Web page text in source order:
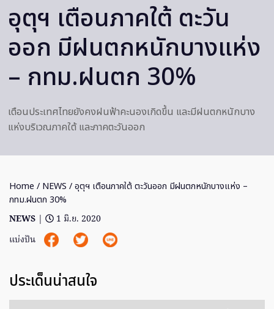
อุตุฯ เตือนภาคใต้ ตะวัน
ออก มีฝนตกหนักบางแห่ง
– กทม.ฝนตก 30%
เตือนประเทศไทยยังคงฝนฟ้าคะนองเกิดขึ้น และมีฝนตกหนักบาง
แห่งบริเวณภาคใต้ และภาคตะวันออก
Home / NEWS / อุตุฯ เตือนภาคใต้ ตะวันออก มีฝนตกหนักบางแห่ง –
กทม.ฝนตก 30%
NEWS |
1 มิ.ย. 2020
แบ่งปัน
ประเด็นน่าสนใจ